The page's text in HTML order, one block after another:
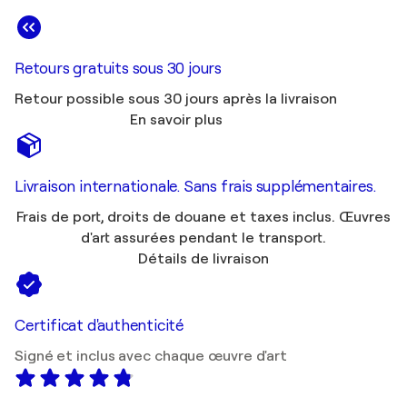
Retours gratuits sous 30 jours
Retour possible sous 30 jours après la livraison
En savoir plus
Livraison internationale. Sans frais supplémentaires.
Frais de port, droits de douane et taxes inclus. Œuvres
d'art assurées pendant le transport.
Détails de livraison
Certificat d'authenticité
Signé et inclus avec chaque œuvre d'art